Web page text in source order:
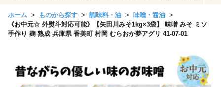
ホーム ものから探す 調味料・油
味噌・醤油
《お中元☆ 外熨斗対応可能》【矢田川みそ1kg×3袋】 味噌 みそ ミソ
手作り 麹 熟成 兵庫県 香美町 村岡 むらおか夢アグリ 41-07-01